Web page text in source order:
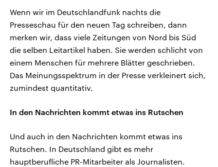
Wenn wir im Deutschlandfunk nachts die
Presseschau für den neuen Tag schreiben, dann
merken wir, dass viele Zeitungen von Nord bis Süd
die selben Leitartikel haben. Sie werden schlicht von
einem Menschen für mehrere Blätter geschrieben.
Das Meinungsspektrum in der Presse verkleinert sich,
zumindest quantitativ.
In den Nachrichten kommt etwas ins Rutschen
Und auch in den Nachrichten kommt etwas ins
Rutschen. In Deutschland gibt es mehr
hauptberufliche PR-Mitarbeiter als Journalisten.